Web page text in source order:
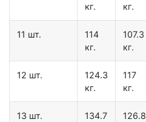
кг.
кг.
11 шт.
114
кг.
107.3
кг.
12 шт.
124.3
кг.
117
кг.
13 шт.
134.7
126.8